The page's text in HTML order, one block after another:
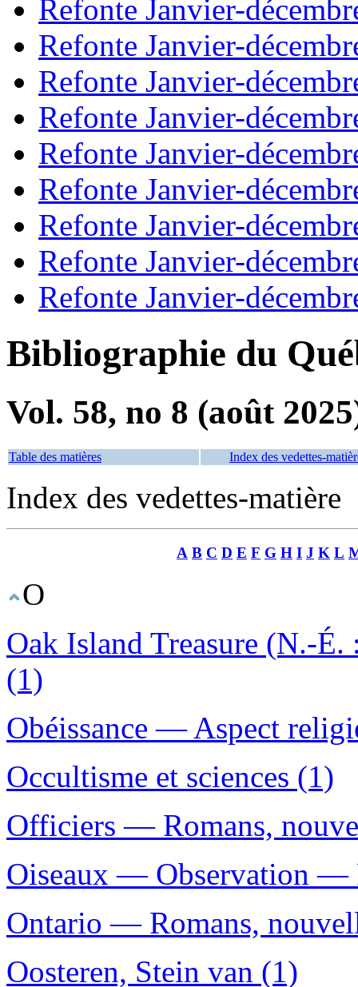
Refonte Janvier-
Refonte Janvier-
Refonte Janvier-
Refonte Janvier-
Refonte Janvier-
Refonte Janvier-
Refonte Janvier-
Refonte Janvier-
Refonte Janvier-
Bibliographie du
Vol. 58, no 8 (août
Table des matières Index des vedettes-
Index des vedettes-matière
A B C D E F G H I J K L
O
Oak Island Treasure (N.-
(1)
Obéissance — Aspect
Occultisme et sciences (1)
Officiers — Romans,
Oiseaux — Observation —
Ontario — Romans,
Oosteren, Stein van (1)